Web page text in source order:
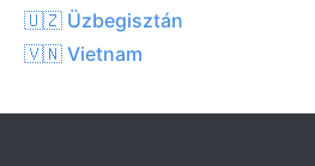
🇺🇿 Üzbegisztán
🇻🇳 Vietnam